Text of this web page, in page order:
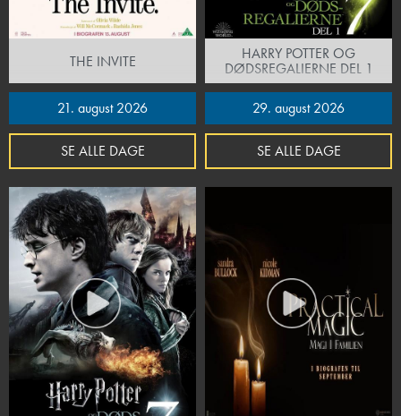
THE INVITE
21. august 2026
SE ALLE DAGE
HARRY POTTER OG
DØDSREGALIERNE DEL 1
29. august 2026
SE ALLE DAGE